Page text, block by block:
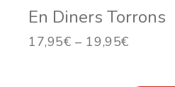
En Diners Torrons
17,95€ – 19,95€